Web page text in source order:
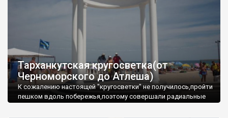
Тарханкутская кругосветка(от
Черноморского до Атлеша)
К сожалению настоящей "кругосветки" не получилось,пройти
пешком вдоль побережья,поэтому совершали радиальные